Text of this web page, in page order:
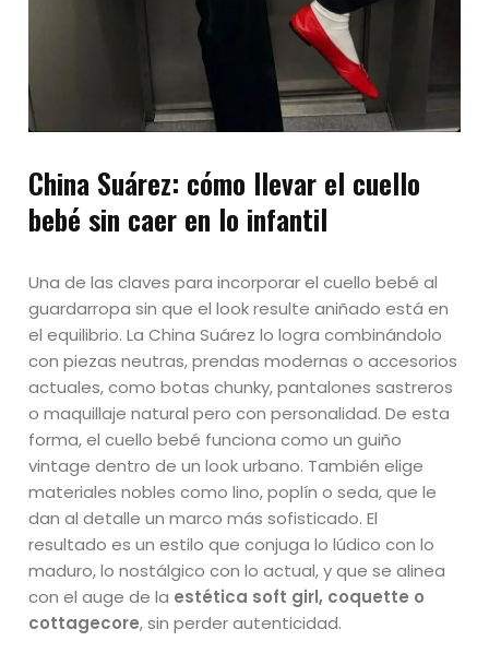
China Suárez: cómo llevar el cuello
bebé sin caer en lo infantil
Una de las claves para incorporar el cuello bebé al
guardarropa sin que el look resulte aniñado está en
el equilibrio. La China Suárez lo logra combinándolo
con piezas neutras, prendas modernas o accesorios
actuales, como botas chunky, pantalones sastreros
o maquillaje natural pero con personalidad. De esta
forma, el cuello bebé funciona como un guiño
vintage dentro de un look urbano. También elige
materiales nobles como lino, poplín o seda, que le
dan al detalle un marco más sofisticado. El
resultado es un estilo que conjuga lo lúdico con lo
maduro, lo nostálgico con lo actual, y que se alinea
con el auge de la estética soft girl, coquette o
cottagecore, sin perder autenticidad.